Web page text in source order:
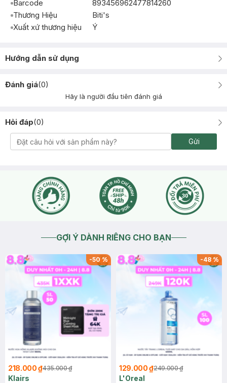
Barcode
893456962477814260
Thương Hiệu
Biti's
Xuất xứ thương hiệu
Ý
Hướng dẫn sử dụng
Đánh giá(0)
Hãy là người đầu tiên đánh giá
Hỏi đáp(0)
Gửi
GỢI Ý DÀNH RIÊNG CHO BẠN
-50%
218.000 ₫435.000 ₫
Klairs
-48%
129.000 ₫249.000 ₫
L'Oreal